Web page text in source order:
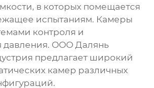
в которых помещается
испытаниям. Камеры
контроля и
давления. ООО Далянь
предлагает широкий
камер различных